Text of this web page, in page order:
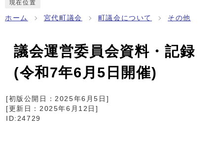
現在位置
ホーム 宮代町議会 町議会について その他
議会運営委員会資料・記録
(令和7年6月5日開催)
[初版公開日：2025年6月5日 ]
[更新日： 2025年6月12日 ]
ID:24729